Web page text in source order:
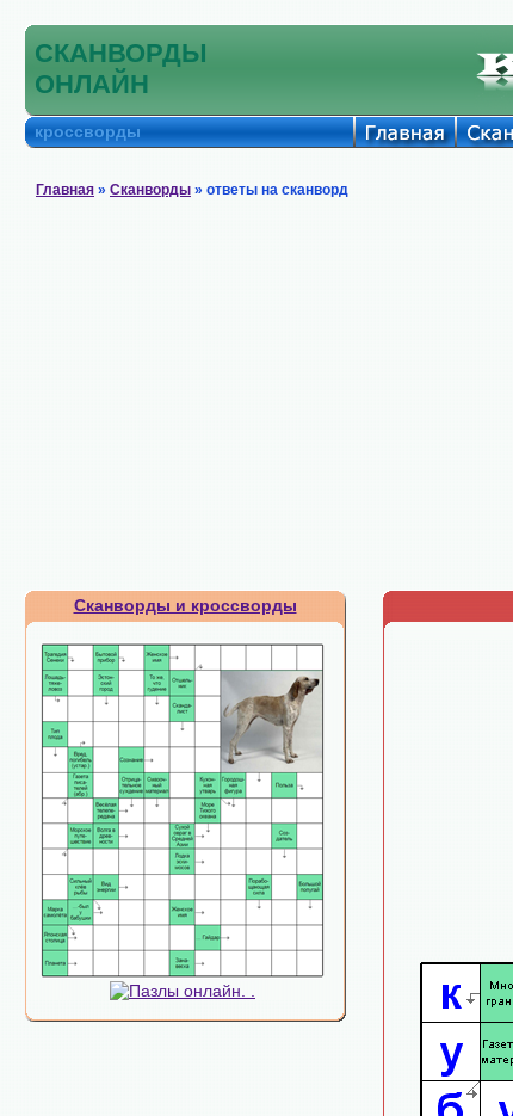
СКАНВОРДЫ
ОНЛАЙН
кроссворды
Главная » Сканворды » ответы на сканворд
Сканворды и кроссворды